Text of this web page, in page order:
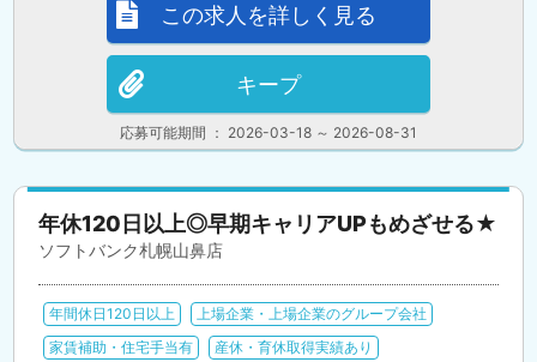
応募可能期間 ： 2026-03-18 ～ 2026-08-31
この求人を詳しく見る
キープ
年休120日以上◎早期キャリアUPもめざせる★
ソフトバンク札幌山鼻店
年間休日120日以上
上場企業・上場企業のグループ会社
家賃補助・住宅手当有
産休・育休取得実績あり